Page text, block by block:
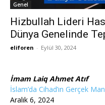
Genel
Hizbullah Lideri
Dünya Genelinde
eliforen - Eylül 30, 2024
İmam Laiq Ahmet Atıf
İslam’da Cihad’ın Gerçek
Aralık 6, 2024